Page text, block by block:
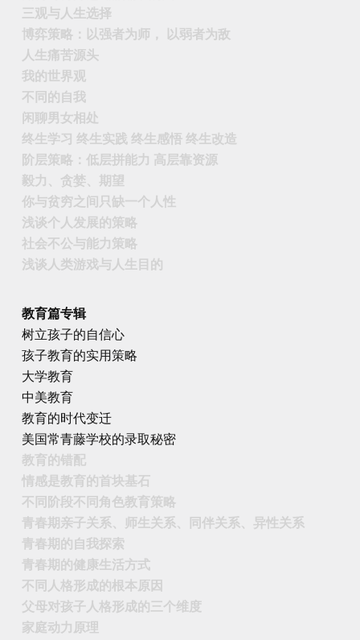
三观与人生选择
博弈策略：以强者为师， 以弱者为敌
人生痛苦源头
我的世界观
不同的自我
闲聊男女相处
终生学习 终生实践 终生感悟 终生改造
阶层策略：低层拼能力 高层靠资源
毅力、贪婪、期望
你与贫穷之间只缺一个人性
浅谈个人发展的策略
社会不公与能力策略
浅谈人类游戏与人生目的
教育篇专辑
树立孩子的自信心
孩子教育的实用策略
大学教育
中美教育
教育的时代变迁
美国常青藤学校的录取秘密
教育的错配
情感是教育的首块基石
不同阶段不同角色教育策略
青春期亲子关系、师生关系、同伴关系、异性关系
青春期的自我探索
青春期的健康生活方式
不同人格形成的根本原因
父母对孩子人格形成的三个维度
家庭动力原理